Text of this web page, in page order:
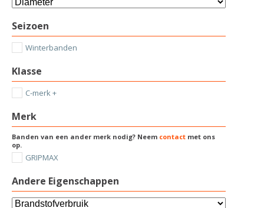
Seizoen
Winterbanden
Klasse
C-merk +
Merk
Banden van een ander merk nodig? Neem contact met ons
op.
GRIPMAX
Andere Eigenschappen